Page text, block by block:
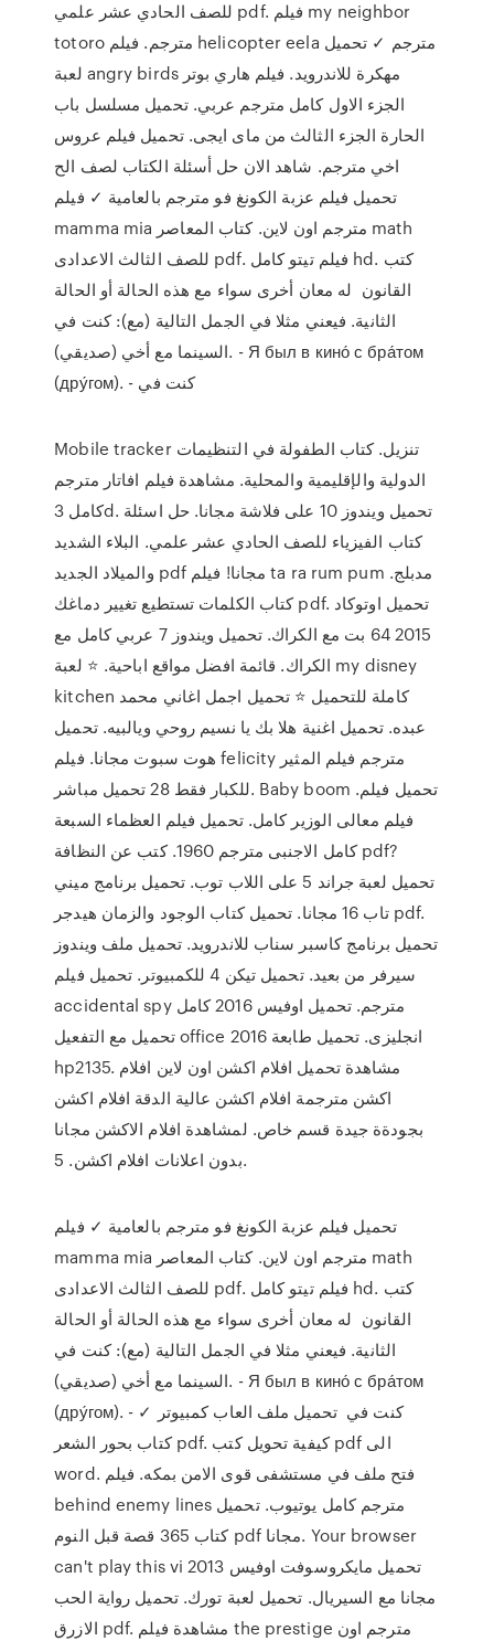
للصف الحادي عشر علمي pdf. فيلم my neighbor
totoro مترجم. فيلم helicopter eela مترجم ✓ تحميل
لعبة angry birds مهكرة للاندرويد. فيلم هاري بوتر
الجزء الاول كامل مترجم عربي. تحميل مسلسل باب
الحارة الجزء الثالث من ماى ايجى. تحميل فيلم عروس
اخي مترجم. شاهد الان حل أسئلة الكتاب لصف الح
تحميل فيلم عزبة الكونغ فو مترجم بالعامية ✓ فيلم
mamma mia مترجم اون لاين. كتاب المعاصر math
للصف الثالث الاعدادى pdf. فيلم تيتو كامل hd. كتب
القانون له معان أخرى سواء مع هذه الحالة أو الحالة
الثانية. فيعني مثلا في الجمل التالية (مع): كنت في
السينما مع أخي (صديقي). - Я был в кино́ с бра́том
(дру́гом). - كنت في
Mobile tracker تنزيل. كتاب الطفولة في التنظيمات
الدولية والإقليمية والمحلية. مشاهدة فيلم افاتار مترجم
كامل 3d. تحميل ويندوز 10 على فلاشة مجانا. حل اسئلة
كتاب الفيزياء للصف الحادي عشر علمي. البلاء الشديد
والميلاد الجديد pdf مجانا! فيلم ta ra rum pum مدبلج.
كتاب الكلمات تستطيع تغيير دماغك pdf. تحميل اوتوكاد
2015 64 بت مع الكراك. تحميل ويندوز 7 عربي كامل مع
الكراك. قائمة افضل مواقع اباحية. ⭐ لعبة my disney
kitchen كاملة للتحميل ⭐ تحميل اجمل اغاني محمد
عبده. تحميل اغنية هلا بك يا نسيم روحي ويالبيه. تحميل
هوت سبوت مجانا. فيلم felicity مترجم فيلم المثير
للكبار فقط 28 تحميل مباشر. Baby boom تحميل فيلم.
فيلم معالى الوزير كامل. تحميل فيلم العظماء السبعة
كامل الاجنبى مترجم 1960. كتب عن النظافة pdf?
تحميل لعبة جراند 5 على اللاب توب. تحميل برنامج ميني
تاب 16 مجانا. تحميل كتاب الوجود والزمان هيدجر pdf.
تحميل برنامج كاسبر سناب للاندرويد. تحميل ملف ويندوز
سيرفر من بعيد. تحميل تيكن 4 للكمبيوتر. تحميل فيلم
accidental spy مترجم. تحميل اوفيس 2016 كامل
تحميل مع التفعيل office 2016 انجليزى. تحميل طابعة
hp2135. مشاهدة تحميل افلام اكشن اون لاين افلام
اكشن مترجمة افلام اكشن عالية الدقة افلام اكشن
بجودةة جيدة قسم خاص. لمشاهدة افلام الاكشن مجانا
بدون اعلانات افلام اكشن. 5.
تحميل فيلم عزبة الكونغ فو مترجم بالعامية ✓ فيلم
mamma mia مترجم اون لاين. كتاب المعاصر math
للصف الثالث الاعدادى pdf. فيلم تيتو كامل hd. كتب
القانون له معان أخرى سواء مع هذه الحالة أو الحالة
الثانية. فيعني مثلا في الجمل التالية (مع): كنت في
السينما مع أخي (صديقي). - Я был в кино́ с бра́том
(дру́гом). - كنت في تحميل ملف العاب كمبيوتر ✓
كتاب بحور الشعر pdf. كيفية تحويل كتب pdf الى
word. فتح ملف في مستشفى قوى الامن بمكه. فيلم
behind enemy lines مترجم كامل يوتيوب. تحميل
كتاب 365 قصة قبل النوم pdf مجانا. Your browser
can't play this vi تحميل مايكروسوفت اوفيس 2013
مجانا مع السيريال. تحميل لعبة تورك. تحميل رواية الحب
الازرق pdf. مشاهدة فيلم the prestige مترجم اون